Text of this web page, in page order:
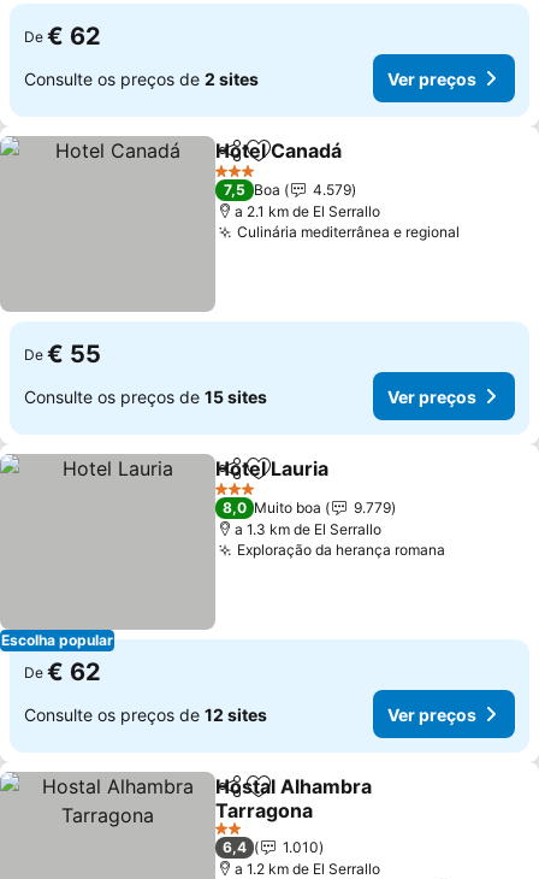
De € 62
Consulte os preços de 2 sites Ver preços
PartilharAdicionar aos favoritos
Hotel Canadá
3 Estrelas
7,5 Boa
4.579
a 2.1 km de El Serrallo
Culinária mediterrânea e regional
De € 55
Consulte os preços de 15 sites Ver preços
Escolha popular
PartilharAdicionar aos favoritos
Hotel Lauria
3 Estrelas
8,0 Muito boa
9.779
a 1.3 km de El Serrallo
Exploração da herança romana
De € 62
Consulte os preços de 12 sites Ver preços
PartilharAdicionar aos favoritos
Hostal Alhambra
Tarragona
Ver preços
2 Estrelas
6,4
1.010
a 1.2 km de El Serrallo